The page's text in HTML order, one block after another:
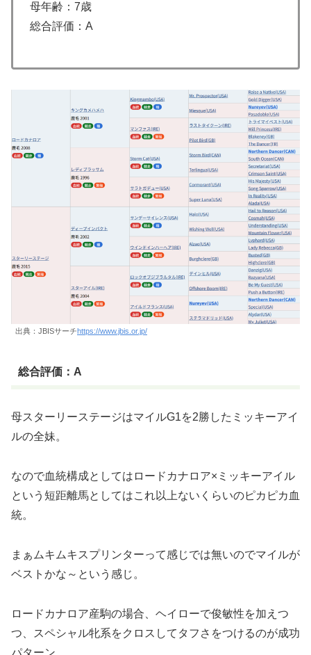
母年齢：7歳
総合評価：A
出典：JBISサーチhttps://www.jbis.or.jp/
総合評価：A
母スターリーステージはマイルG1を2勝したミッキーアイ
ルの全妹。
なので血統構成としてはロードカナロア×ミッキーアイル
という短距離馬としてはこれ以上ないくらいのピカピカ血
統。
まぁムキムキスプリンターって感じでは無いのでマイルが
ベストかな～という感じ。
ロードカナロア産駒の場合、ヘイローで俊敏性を加えつ
つ、スペシャル牝系をクロスしてタフさをつけるのが成功
パターン。